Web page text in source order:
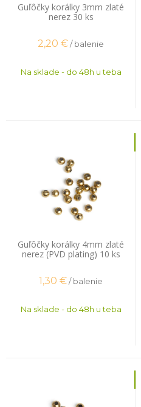
Guľôčky korálky 3mm zlaté
nerez 30 ks
2,20 €/ balenie
Na sklade - do 48h u teba
Guľôčky korálky 4mm zlaté
nerez (PVD plating) 10 ks
1,30 €/ balenie
Na sklade - do 48h u teba